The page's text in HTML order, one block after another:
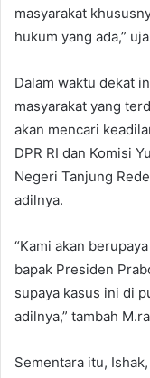
masyarakat
hukum yang ada,”
Dalam waktu dekat
masyarakat yang
akan mencari
DPR RI dan Komisi
Negeri Tanjung
adilnya.
“Kami akan
bapak Presiden
supaya kasus ini di
adilnya,” tambah
Sementara itu,